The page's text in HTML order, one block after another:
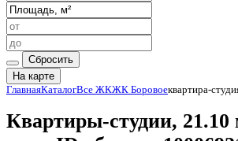
Сбросить
На карте